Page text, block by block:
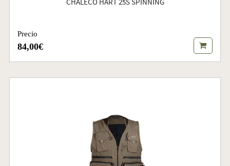
CHALECO HART 25S SPINNING
Precio
84,00€